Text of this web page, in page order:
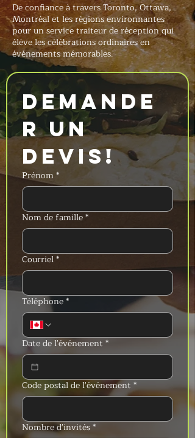
De confiance à travers Toronto, Ottawa,
Montréal et les régions environnantes
pour un service traiteur de réception qui
élève les célébrations ordinaires en
événements mémorables.
Demande
r un
devis!
Prénom*
Nom de famille*
Courriel*
Téléphone*
Date de l'événement *
Code postal de l'événement *
Nombre d'invités*